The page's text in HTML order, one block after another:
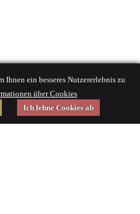
Ihnen ein besseres Nutzererlebnis zu
über Cookies
Ich lehne Cookies ab